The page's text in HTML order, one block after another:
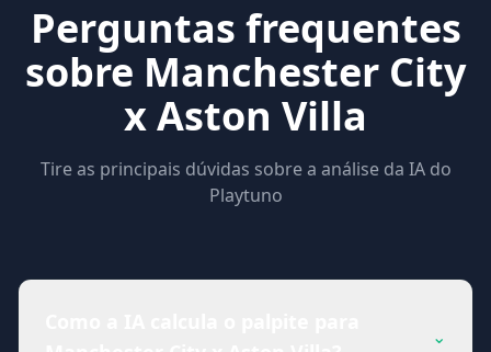
Perguntas frequentes
sobre Manchester City
x Aston Villa
Tire as principais dúvidas sobre a análise da IA do
Playtuno
⌄